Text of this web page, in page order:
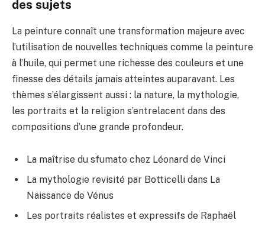
des sujets
La peinture connaît une transformation majeure avec
l’utilisation de nouvelles techniques comme la peinture
à l’huile, qui permet une richesse des couleurs et une
finesse des détails jamais atteintes auparavant. Les
thèmes s’élargissent aussi : la nature, la mythologie,
les portraits et la religion s’entrelacent dans des
compositions d’une grande profondeur.
La maîtrise du sfumato chez Léonard de Vinci
La mythologie revisité par Botticelli dans La
Naissance de Vénus
Les portraits réalistes et expressifs de Raphaël